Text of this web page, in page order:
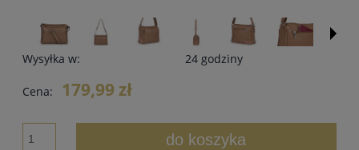
Wysyłka w: 24 godziny
Cena: 179,99 zł
do koszyka